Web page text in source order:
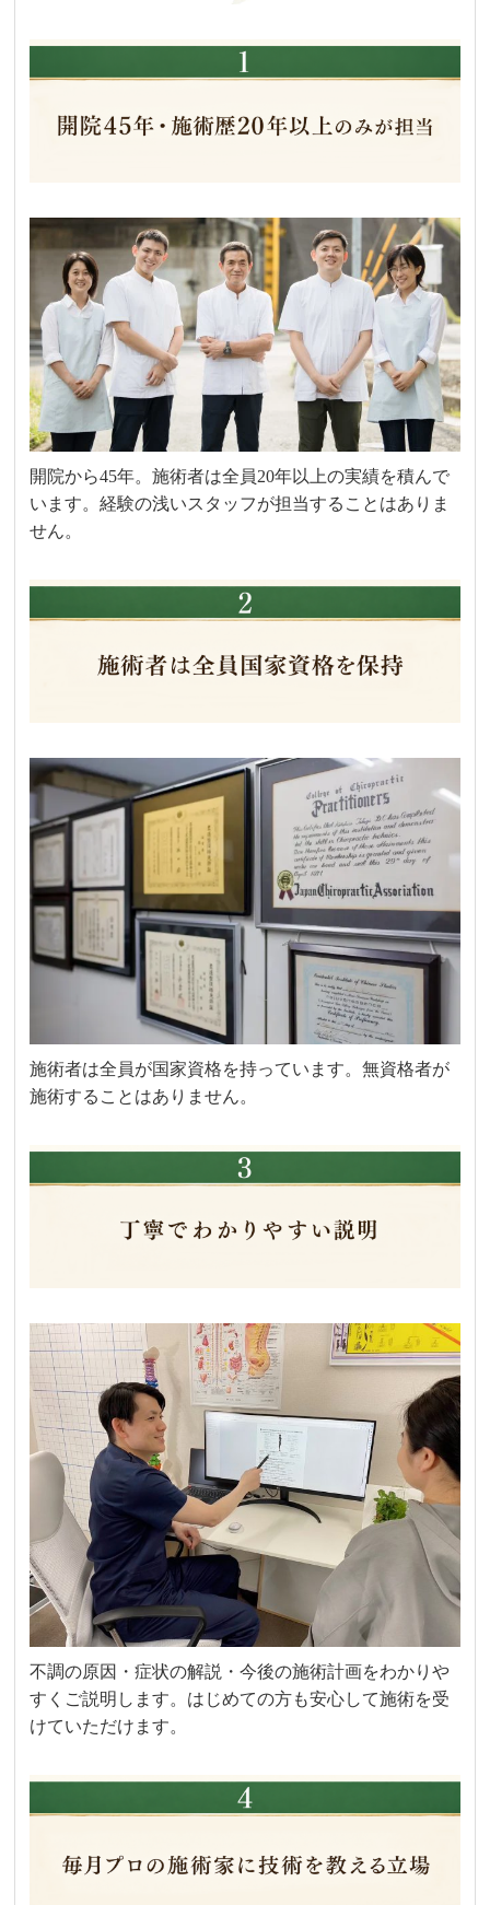
開院から45年。施術者は全員20年以上の実績を積んで
います。経験の浅いスタッフが担当することはありま
せん。
施術者は全員が国家資格を持っています。無資格者が
施術することはありません。
不調の原因・症状の解説・今後の施術計画をわかりや
すくご説明します。はじめての方も安心して施術を受
けていただけます。